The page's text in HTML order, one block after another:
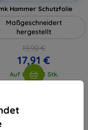
Hammer Schutzfolie
Maßgeschneidert
hergestellt
19,90 €
17,91 €
Auf Lager 3 Stk.